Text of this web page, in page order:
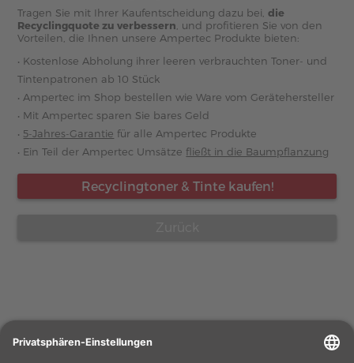
Tragen Sie mit Ihrer Kaufentscheidung dazu bei,die
Recyclingquote zu verbessern , und profitieren Sie von den
Vorteilen, die Ihnen unsere Ampertec Produkte bieten:
• Kostenlose Abholung ihrer leeren verbrauchten Toner- und
Tintenpatronen ab 10 Stück
• Ampertec im Shop bestellen wie Ware vom Gerätehersteller
• Mit Ampertec sparen Sie bares Geld
• 5-Jahres-Garantie für alle Ampertec Produkte
• Ein Teil der Ampertec Umsätze fließt in die Baumpflanzung
Recyclingtoner & Tinte kaufen!